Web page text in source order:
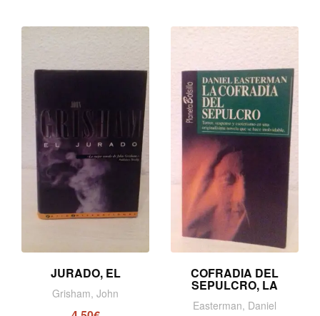
JURADO, EL
Grisham, John
COFRADIA DEL
SEPULCRO, LA
Easterman, Daniel